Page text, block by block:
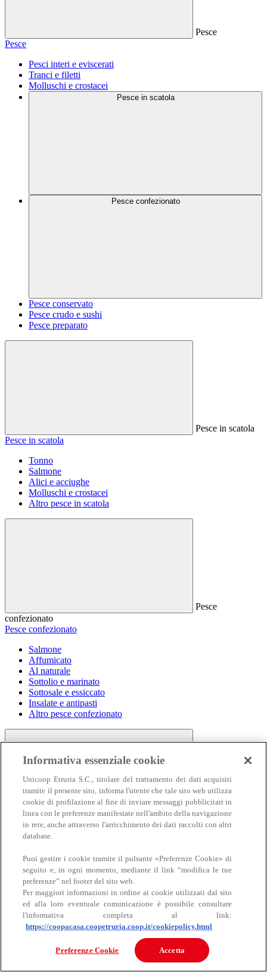
Pesce
Pesce
Pesci interi e eviscerati
Tranci e filetti
Molluschi e crostacei
Pesce in scatola
Pesce confezionato
Pesce conservato
Pesce crudo e sushi
Pesce preparato
Pesce in scatola
Pesce in scatola
Tonno
Salmone
Alici e acciughe
Molluschi e crostacei
Altro pesce in scatola
Pesce
confezionato
Pesce confezionato
Salmone
Affumicato
Al naturale
Sottolio e marinato
Sottosale e essiccato
Insalate e antipasti
Altro pesce confezionato
Carne
Carne
Bovino
Informativa essenziale cookie
Unicoop Etruria S.C., titolare del trattamento dei dati acquisiti
tramite il presente sito, informa l'utente che tale sito web utilizza
cookie di profilazione al fine di inviare messaggi pubblicitari in
linea con le preferenze manifestate nell'ambito della navigazione
in rete, anche attraverso l'arricchimento dei dati raccolti con altri
database.
Puoi gestire i cookie tramite il pulsante «Preferenze Cookie» di
seguito e, in ogni momento, mediante il link “modifica le tue
preferenze” nel footer del sito web.
Per maggiori informazioni in ordine ai cookie utilizzati dal sito
ed alla loro eventuale comunicazione è possibile consultare
l'informativa completa al link:
https://coopacasa.coopetruria.coop.it/cookiepolicy.html
Preferenze Cookie Accetta